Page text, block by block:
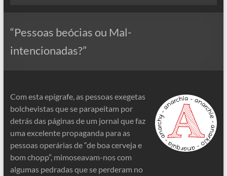
“Pessoas beócias ou Mal-
intencionadas?”
Com esta epígrafe, as pessoas exegetas
bolchevistas que se parapeitam por
detrás das páginas de um jornal que faz
uma excelente propaganda para as
pessoas operárias de “de boa cerveja e
bom chopp”, mimoseavam-nos com
algumas pedradas que se perderam no